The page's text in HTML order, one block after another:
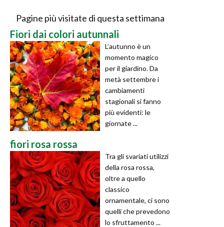
Pagine più visitate di questa settimana
Fiori dai colori autunnali
L’autunno è un
momento magico
per il giardino. Da
metà settembre i
cambiamenti
stagionali si fanno
più evidenti: le
giornate ...
fiori rosa rossa
Tra gli svariati utilizzi
della rosa rossa,
oltre a quello
classico
ornamentale, ci sono
quelli che prevedono
lo sfruttamento ...